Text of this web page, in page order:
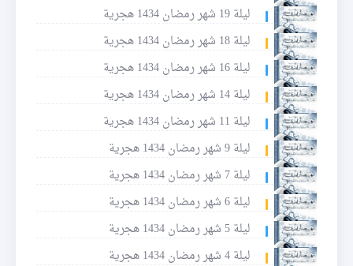
ليلة 19 شهر رمضان 1434 هجرية
ليلة 18 شهر رمضان 1434 هجرية
ليلة 16 شهر رمضان 1434 هجرية
ليلة 14 شهر رمضان 1434 هجرية
ليلة 11 شهر رمضان 1434 هجرية
ليلة 9 شهر رمضان 1434 هجرية
ليلة 7 شهر رمضان 1434 هجرية
ليلة 6 شهر رمضان 1434 هجرية
ليلة 5 شهر رمضان 1434 هجرية
ليلة 4 شهر رمضان 1434 هجرية